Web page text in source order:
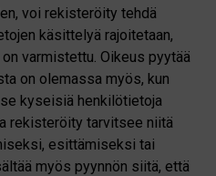
voi rekisteröity tehdä
käsittelyä rajoitetaan,
varmistettu. Oikeus pyytää
on olemassa myös, kun
kyseisiä henkilötietoja
rekisteröity tarvitsee niitä
esittämiseksi tai
myös pyynnön siitä, että